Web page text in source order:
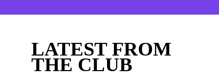
LATEST FROM
THE CLUB